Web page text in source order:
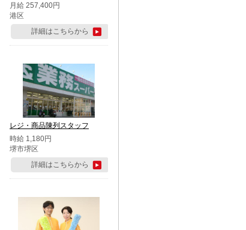
月給 257,400円
港区
詳細はこちらから
レジ・商品陳列スタッフ
時給 1,180円
堺市堺区
詳細はこちらから